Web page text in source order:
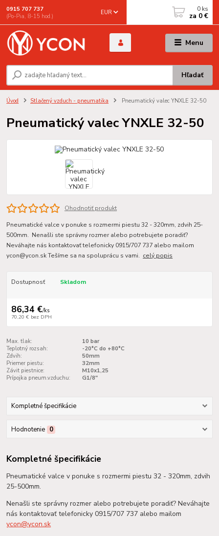
Menu
EUR
Hľadať
0915 707 737
(Po-Pia, 8-15 hod.)
0 ks
za 0 €
Úvod Stlačený vzduch - pneumatika Pneumatický valec YNXLE 32-50
Pneumatický valec YNXLE 32-50
Ohodnotiť produkt
Pneumatické valce v ponuke s rozmermi piestu 32 - 320mm, zdvih 25-
500mm. Nenašli ste správny rozmer alebo potrebujete poradiť?
Neváhajte nás kontaktovať telefonicky 0915/707 737 alebo mailom
ycon@ycon.sk Tešíme sa na spoluprácu s vami. celý popis
Dostupnosť Skladom
86,34 €/ks
70,20 € bez DPH
Max. tlak:
10 bar
Teplotný rozsah:
-20°C do +80°C
Zdvih:
50mm
Priemer piestu:
32mm
Závit piestnice:
M10x1,25
Prípojka pneum.vzduchu:
G1/8"
Kompletné špecifikácie
Hodnotenie 0
Kompletné špecifikácie
Pneumatické valce v ponuke s rozmermi piestu 32 - 320mm, zdvih
25-500mm.
Nenašli ste správny rozmer alebo potrebujete poradiť? Neváhajte
nás kontaktovať telefonicky 0915/707 737 alebo mailom
ycon@ycon.sk